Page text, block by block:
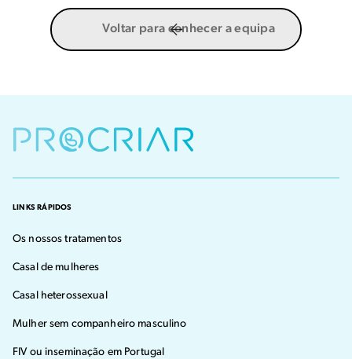
Voltar para conhecer a equipa
LINKS RÁPIDOS
Os nossos tratamentos
Casal de mulheres
Casal heterossexual
Mulher sem companheiro masculino
FIV ou inseminação em Portugal